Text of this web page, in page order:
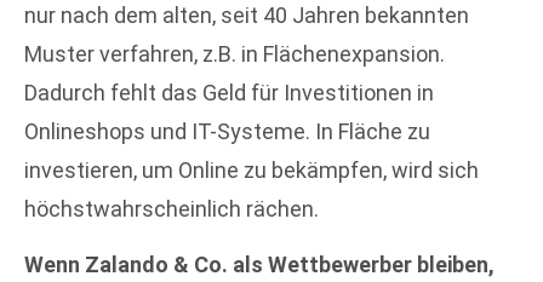
nur nach dem alten, seit 40 Jahren bekannten
Muster verfahren, z.B. in Flächenexpansion.
Dadurch fehlt das Geld für Investitionen in
Onlineshops und IT-Systeme. In Fläche zu
investieren, um Online zu bekämpfen, wird sich
höchstwahrscheinlich rächen.
Wenn Zalando & Co. als Wettbewerber bleiben,